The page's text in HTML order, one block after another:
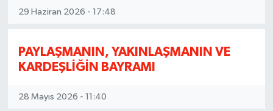
29 Haziran 2026 - 17:48
PAYLAŞMANIN, YAKINLAŞMANIN VE
KARDEŞLİĞİN BAYRAMI
28 Mayıs 2026 - 11:40